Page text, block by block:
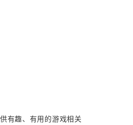
有趣、有用的游戏相关